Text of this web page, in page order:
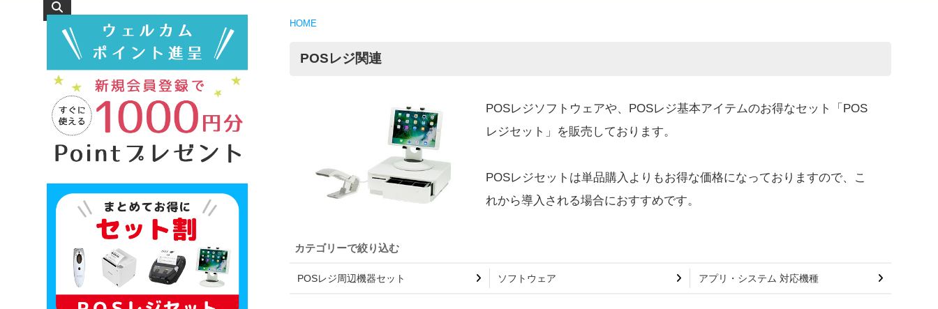
HOME
POSレジ関連
POSレジソフトウェアや、POSレジ基本アイテムのお得なセット「POS
レジセット」を販売しております。
POSレジセットは単品購入よりもお得な価格になっておりますので、こ
れから導入される場合におすすめです。
POSレジ周辺機器セット ソフトウェア アプリ・システム 対応機種